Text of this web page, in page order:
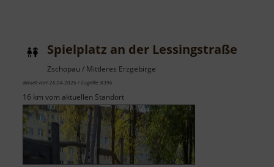
Spielplatz an der Lessingstraße
Zschopau / Mittleres Erzgebirge
aktuell vom 26.04.2026 / Zugriffe: 8396
16 km vom aktuellen Standort